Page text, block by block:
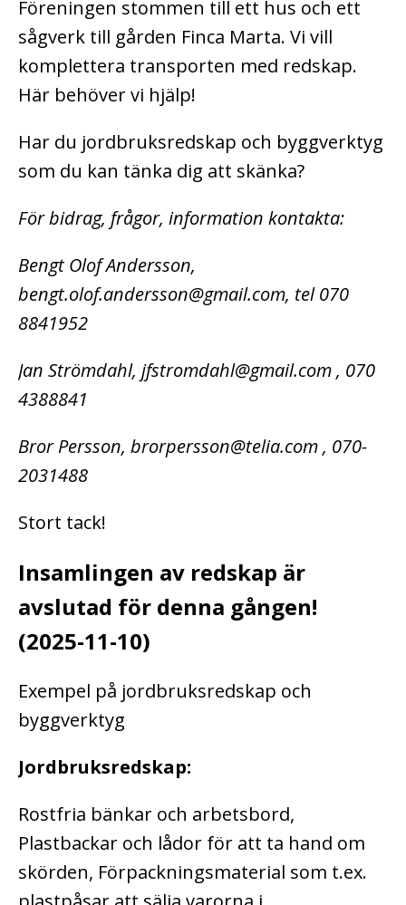
Föreningen stommen till ett hus och ett
sågverk till gården Finca Marta. Vi vill
komplettera transporten med redskap.
Här behöver vi hjälp!
Har du jordbruksredskap och byggverktyg
som du kan tänka dig att skänka?
För bidrag, frågor, information kontakta:
Bengt Olof Andersson,
bengt.olof.andersson@gmail.com, tel 070
8841952
Jan Strömdahl, jfstromdahl@gmail.com , 070
4388841
Bror Persson, brorpersson@telia.com , 070-
2031488
Stort tack!
Insamlingen av redskap är
avslutad för denna gången!
(2025-11-10)
Exempel på jordbruksredskap och
byggverktyg
Jordbruksredskap:
Rostfria bänkar och arbetsbord,
Plastbackar och lådor för att ta hand om
skörden, Förpackningsmaterial som t.ex.